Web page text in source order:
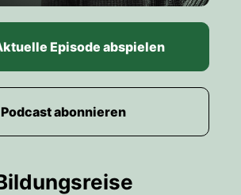
Episode abspielen
Podcast abonnieren